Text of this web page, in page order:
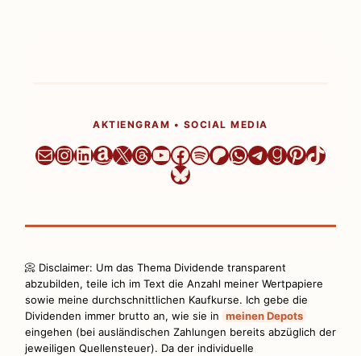
AKTIENGRAM • SOCIAL MEDIA
Newsletter
Instagram
LinkedIn
Amazon
X Threads
YouTube
Facebook
Spotify
Patreon
WhatsApp
Telegram
Bluesky
📀 Disclaimer: Um das Thema Dividende transparent
abzubilden, teile ich im Text die Anzahl meiner Wertpapiere
sowie meine durchschnittlichen Kaufkurse. Ich gebe die
Dividenden immer brutto an, wie sie in meinen Depots
eingehen (bei ausländischen Zahlungen bereits abzüglich der
jeweiligen Quellensteuer). Da der individuelle